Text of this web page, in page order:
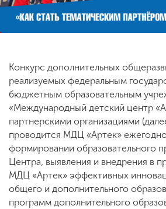
Сведения об
образовательной
ENG SPN CHI
Приемная
комиссия
+7 (831) 262-26-20
Конкурс дополнительных
реализуемых федеральным
бюджетным образовательным
«Международный детский центр
партнерскими организациями
проводится МДЦ «Артек»
формировании образовательного
Центра, выявления и внедрения в
МДЦ «Артек» эффективных
общего и дополнительного
программ дополнительного